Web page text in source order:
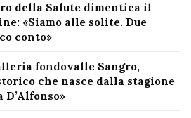
della Salute dimentica il
«Siamo alle solite. Due
conto»
fondovalle Sangro,
che nasce dalla stagione